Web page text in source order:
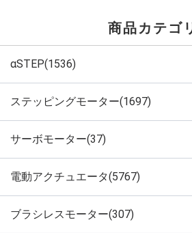
商品カテゴ
αSTEP(1536)
ステッピングモーター(1697)
サーボモーター(37)
電動アクチュエータ(5767)
ブラシレスモーター(307)